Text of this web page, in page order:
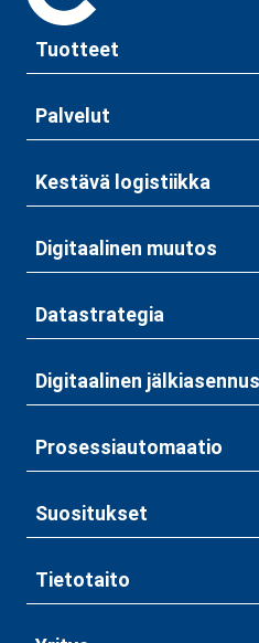
Tuotteet
Palvelut
Kestävä logistiikka
Digitaalinen muutos
Datastrategia
Digitaalinen jälkiasennus
Prosessiautomaatio
Suositukset
Tietotaito